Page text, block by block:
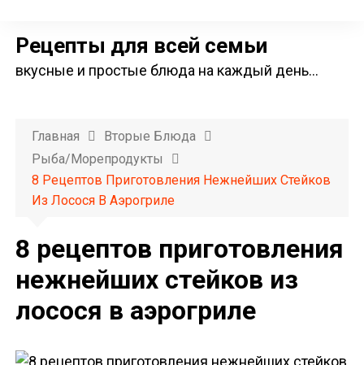
Рецепты для всей семьи
вкусные и простые блюда на каждый день…
Главная
Вторые Блюда
Рыба/морепродукты
8 Рецептов Приготовления Нежнейших Стейков
Из Лосося В Аэрогриле
8 рецептов приготовления
нежнейших стейков из
лосося в аэрогриле